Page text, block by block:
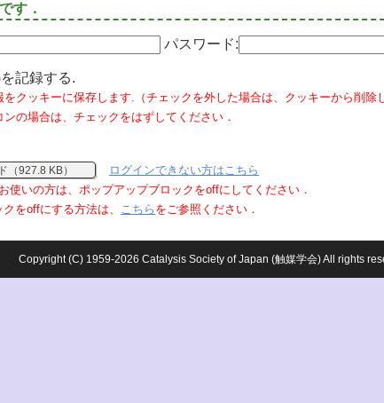
す．
パスワード:
記録する.
をクッキーに保存します.（チェックを外した場合は、クッキーから削除
の場合は、チェックをはずしてください．
（927.8 KB）
ログインできない方はこちら
使いの方は、ポップアップブロックをoffにしてください．
をoffにする方法は、 こちら をご参照ください．
Copyright (C) 1959-2026 Catalysis Society of Japan (触媒学会) All rights